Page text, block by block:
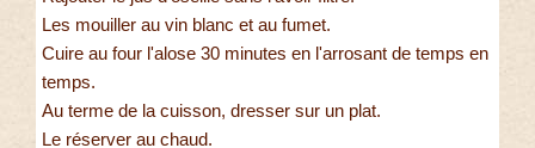
Les mouiller au vin blanc et au fumet.
Cuire au four l'alose 30 minutes en l'arrosant de temps en
temps.
Au terme de la cuisson, dresser sur un plat.
Le réserver au chaud.